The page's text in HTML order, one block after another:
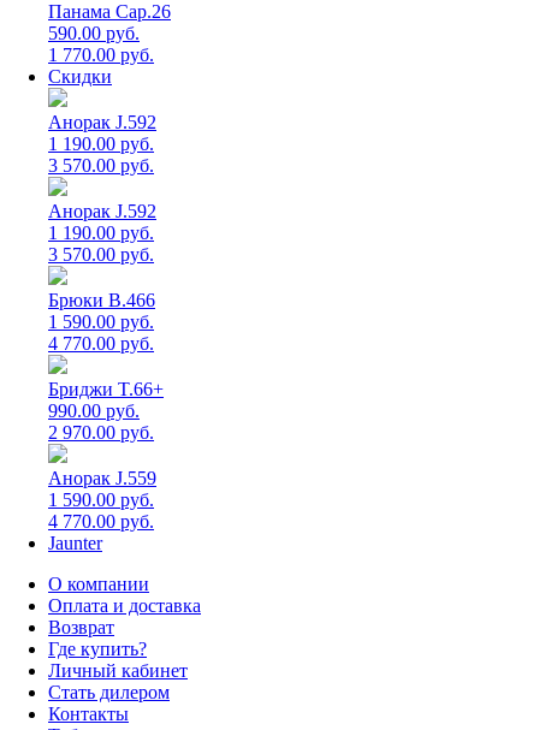
Панама Cap.26
590.00 руб.
1 770.00 руб.
Скидки
Анорак J.592
1 190.00 руб.
3 570.00 руб.
Анорак J.592
1 190.00 руб.
3 570.00 руб.
Брюки B.466
1 590.00 руб.
4 770.00 руб.
Бриджи T.66+
990.00 руб.
2 970.00 руб.
Анорак J.559
1 590.00 руб.
4 770.00 руб.
Jaunter
О компании
Оплата и доставка
Возврат
Где купить?
Личный кабинет
Стать дилером
Контакты